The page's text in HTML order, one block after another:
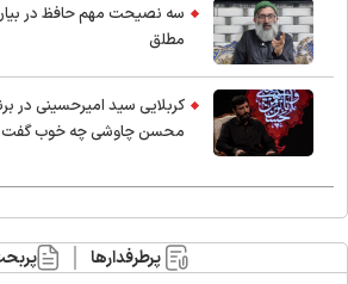
سه نصیحت مهم حافظ در بیان
مطلق
کربلایی سید امیر‌حسینی در
محسن چاوشی چه خوب گفت
پرطرفدارها